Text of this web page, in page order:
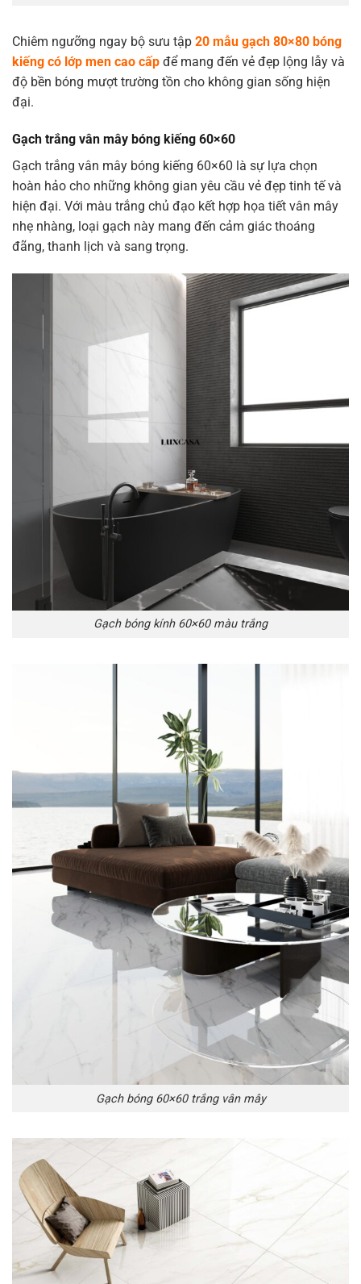
Chiêm ngưỡng ngay bộ sưu tập 20 mẫu gạch 80×80 bóng
kiếng có lớp men cao cấp để mang đến vẻ đẹp lộng lẫy và
độ bền bóng mượt trường tồn cho không gian sống hiện
đại.
Gạch trắng vân mây bóng kiếng 60×60
Gạch trắng vân mây bóng kiếng 60×60 là sự lựa chọn
hoàn hảo cho những không gian yêu cầu vẻ đẹp tinh tế và
hiện đại. Với màu trắng chủ đạo kết hợp họa tiết vân mây
nhẹ nhàng, loại gạch này mang đến cảm giác thoáng
đãng, thanh lịch và sang trọng.
Gạch bóng kính 60×60 màu trắng
Gạch bóng 60×60 trắng vân mây